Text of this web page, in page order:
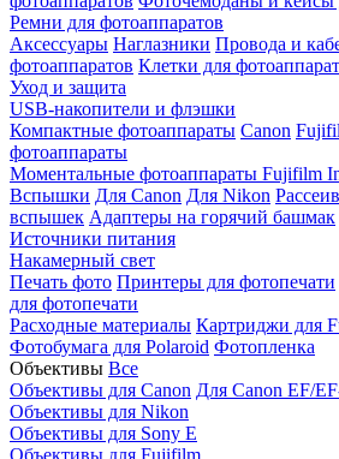
Ремни для фотоаппаратов
Аксессуары Наглазники Провода и
фотоаппаратов Клетки для
Уход и защита
USB-накопители и флэшки
Компактные фотоаппараты Canon
фотоаппараты
Моментальные фотоаппараты Fujifilm
Вспышки Для Canon Для Nikon
вспышек Адаптеры на горячий башмак
Источники питания
Накамерный свет
Печать фото Принтеры для фотопечати
для фотопечати
Расходные материалы Картриджи для
Фотобумага для Polaroid Фотопленка
Объективы Все
Объективы для Canon Для Canon EF/
Объективы для Nikon
Объективы для Sony E
Объективы для Fujifilm